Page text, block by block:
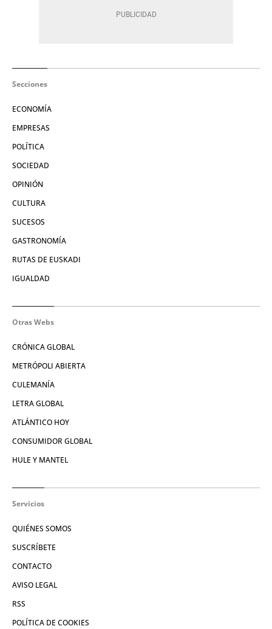
Secciones
ECONOMÍA
EMPRESAS
POLÍTICA
SOCIEDAD
OPINIÓN
CULTURA
SUCESOS
GASTRONOMÍA
RUTAS DE EUSKADI
IGUALDAD
Otras Webs
CRÓNICA GLOBAL
METRÓPOLI ABIERTA
CULEMANÍA
LETRA GLOBAL
ATLÁNTICO HOY
CONSUMIDOR GLOBAL
HULE Y MANTEL
Servicios
QUIÉNES SOMOS
SUSCRÍBETE
CONTACTO
AVISO LEGAL
RSS
POLÍTICA DE COOKIES